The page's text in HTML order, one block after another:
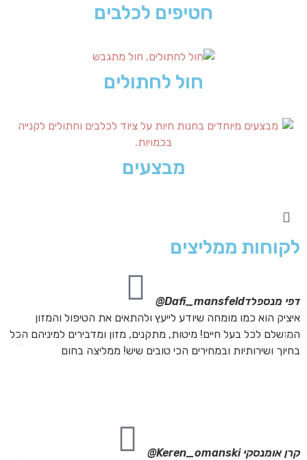
חטיפים לכלבים
חול לחתולים
מבצעים
לקוחות ממליצים
דפי מנספלדDafi_mansfeld@
איציק הוא כמו מומחה שיודע לייעץ ולהתאים את הטיפול והמזון
המושלם לכל בעל חיים! מיטות, מתקנים, מזון ומדבירים למיניהם הכל
בחיוך ושירותיות ובמחירים הכי טובים שיש! ממליצה בחום
קרן אומנסקיKeren_omanski@